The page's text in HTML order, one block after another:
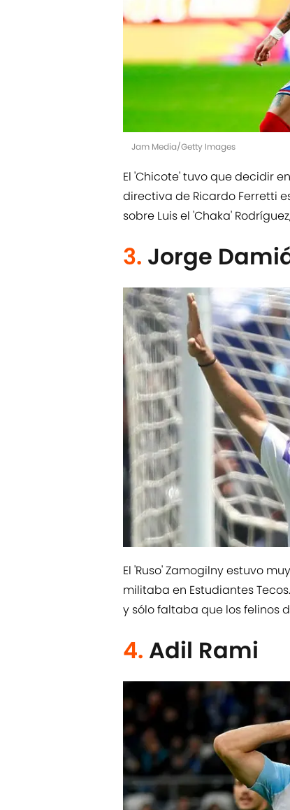
Jam Media/Getty Images
El 'Chicote' tuvo que decidir
directiva de Ricardo Ferretti
sobre Luis el 'Chaka'
3. Jorge
El 'Ruso' Zamogilny estuvo
militaba en Estudiantes
y sólo faltaba que los felinos
4. Adil Rami